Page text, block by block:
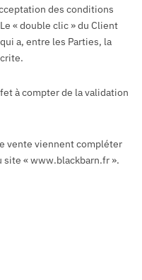
des conditions
« double clic » du Client
a, entre les Parties, la
à compter de la validation
vente viennent compléter
site « www.blackbarn.fr ».